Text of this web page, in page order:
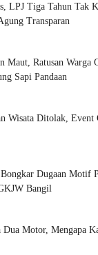
LPJ Tiga Tahun Tak
Transparan
Maut, Ratusan Warga
Sapi Pandaan
Wisata Ditolak,
Dugaan Motif
Bangil
Dua Motor, Mengapa